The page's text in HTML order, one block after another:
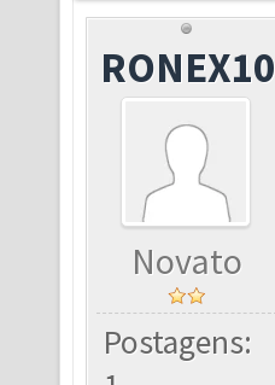
RONEX10
Novato
Postagens: